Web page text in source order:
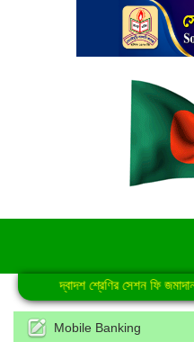
শ্রেণির সেশন ফি জমাদান সংক্রান্ত
Mobile Banking